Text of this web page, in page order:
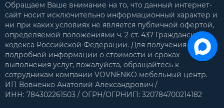
Обращаем Ваше внимание на то, что данный интернет-
сайт носит исключительно информационный характер и
ни при каких условиях не является публичной офертой,
определяемой положениями ч. 2 ст. 437 Гражданского
кодекса Российской Федерации. Для получения
подробной информации о стоимости и сроках
выполнения услуг, пожалуйста, обращайтесь к
сотрудникам компании VOVNENKO мебельный центр.
ИП Вовненко Анатолий Александрович /
ИНН: 784302261503 / ОГРН/ОГРНИП: 320784700214182